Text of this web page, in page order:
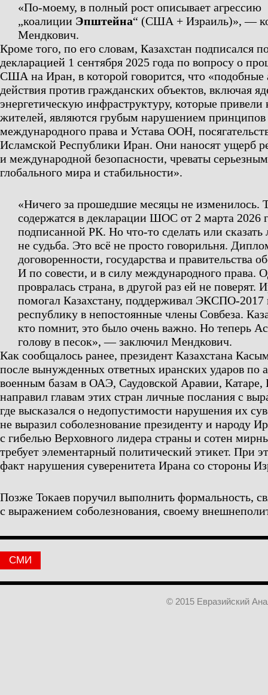
«По-моему, в полный рост описывает агрессию
„коалиции Эпштейна“ (США + Израиль)», —
Мендкович.
Кроме того, по его словам, Казахстан подписался
декларацией 1 сентября 2025 года по вопросу о
США на Иран, в которой говорится, что «подобные
действия против гражданских объектов, включая
энергетическую инфраструктуру, которые
жителей, являются грубым нарушением
международного права и Устава ООН,
Исламской Республики Иран. Они наносят ущерб
и международной безопасности, чреваты
глобального мира и стабильности».
«Ничего за прошедшие месяцы не изменилось.
содержатся в декларации ШОС от 2 марта 2026
подписанной РК. Но что-то сделать или
не судьба. Это всё не просто говорильня.
договоренности, государства и правительства
И по совести, и в силу международного права.
провралась страна, в другой раз ей не поверят.
помогал Казахстану, поддерживал ЭКСПО-2017
республику в непостоянные члены Совбеза.
кто помнит, это было очень важно. Но теперь
голову в песок», — заключил Мендкович.
Как сообщалось ранее, президент Казахстана
после вынужденных ответных иранских ударов по
военным базам в ОАЭ, Саудовской Аравии, Катаре,
направил главам этих стран личные послания с
где высказался о недопустимости нарушения их
не выразил соболезнование президенту и народу
с гибелью Верховного лидера страны и сотен
требует элементарный политический этикет. При
факт нарушения суверенитета Ирана со стороны
Позже Токаев поручил выполнить формальность,
с выражением соболезнования, своему
СМИ
© 2015 Евразийский